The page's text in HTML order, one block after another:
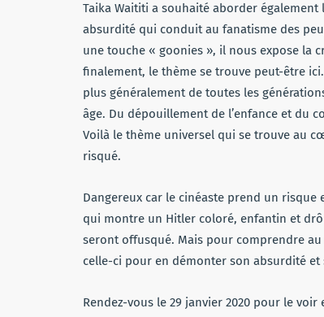
Taika Waititi a souhaité aborder
absurdité qui conduit au fanatisme des
une touche « goonies », il nous expose la
finalement, le thème se trouve peut-être
plus généralement de toutes les
âge. Du dépouillement de l’enfance et du
Voilà le thème universel qui se trouve au
risqué.
Dangereux car le cinéaste prend un
qui montre un Hitler coloré, enfantin et
seront offusqué. Mais pour comprendre
celle-ci pour en démonter son absurdité et
Rendez-vous le 29 janvier 2020 pour le voir